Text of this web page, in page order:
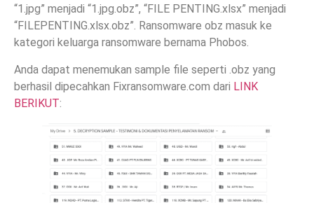
“1.jpg” menjadi “1.jpg.obz”, “FILE PENTING.xlsx” menjadi
“FILEPENTING.xlsx.obz”. Ransomware obz masuk ke
kategori keluarga ransomware bernama Phobos.
Anda dapat menemukan sample file seperti .obz yang
berhasil dipecahkan Fixransomware.com dari LINK
BERIKUT: